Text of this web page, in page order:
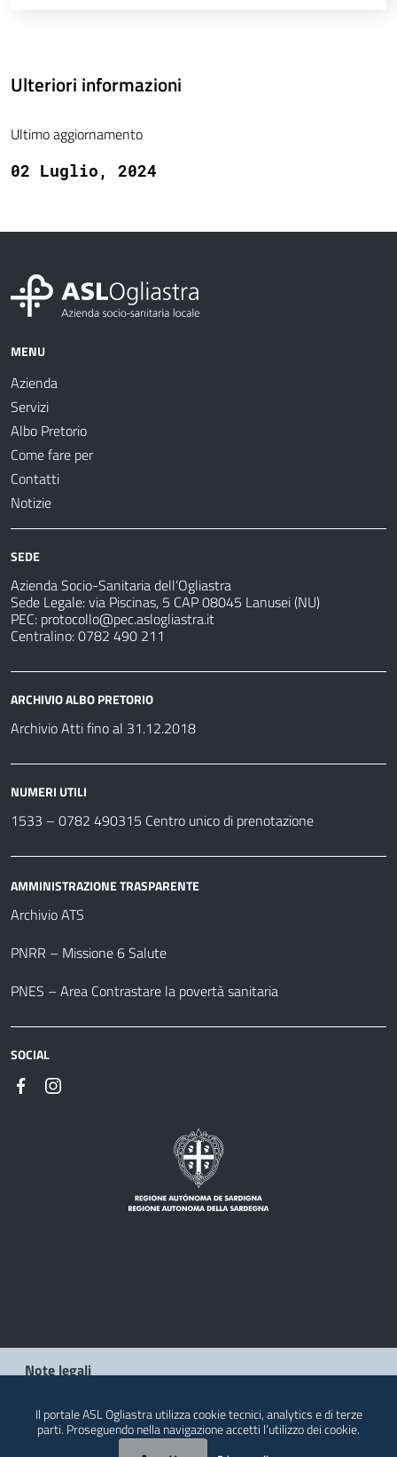
Ulteriori informazioni
Ultimo aggiornamento
02 Luglio, 2024
MENU
Azienda
Servizi
Albo Pretorio
Come fare per
Contatti
Notizie
SEDE
Azienda Socio-Sanitaria dell’Ogliastra
Sede Legale: via Piscinas, 5 CAP 08045 Lanusei (NU)
PEC: protocollo@pec.aslogliastra.it
Centralino: 0782 490 211
ARCHIVIO ALBO PRETORIO
Archivio Atti fino al 31.12.2018
NUMERI UTILI
1533 – 0782 490315 Centro unico di prenotazione
AMMINISTRAZIONE TRASPARENTE
Archivio ATS
PNRR – Missione 6 Salute
PNES – Area Contrastare la povertà sanitaria
SOCIAL
Note legali
Contatti
Il portale ASL Ogliastra utilizza cookie tecnici, analytics e di terze
parti. Proseguendo nella navigazione accetti l’utilizzo dei cookie.